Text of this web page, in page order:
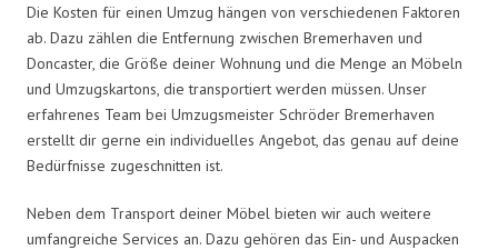
Die Kosten für einen Umzug hängen von verschiedenen Faktoren
ab. Dazu zählen die Entfernung zwischen Bremerhaven und
Doncaster, die Größe deiner Wohnung und die Menge an Möbeln
und Umzugskartons, die transportiert werden müssen. Unser
erfahrenes Team bei Umzugsmeister Schröder Bremerhaven
erstellt dir gerne ein individuelles Angebot, das genau auf deine
Bedürfnisse zugeschnitten ist.
Neben dem Transport deiner Möbel bieten wir auch weitere
umfangreiche Services an. Dazu gehören das Ein- und Auspacken